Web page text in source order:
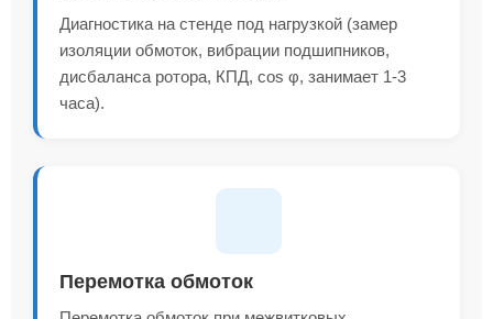
Диагностика на стенде под нагрузкой (замер
изоляции обмоток, вибрации подшипников,
дисбаланса ротора, КПД, cos φ, занимает 1-3
часа).
Перемотка обмоток